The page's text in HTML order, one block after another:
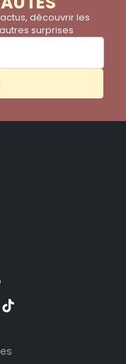
découvrir les
surprises